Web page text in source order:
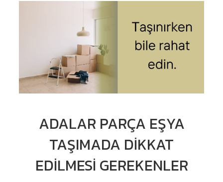
ADALAR PARÇA EŞYA
TAŞIMADA DIKKAT
EDILMESI GEREKENLER